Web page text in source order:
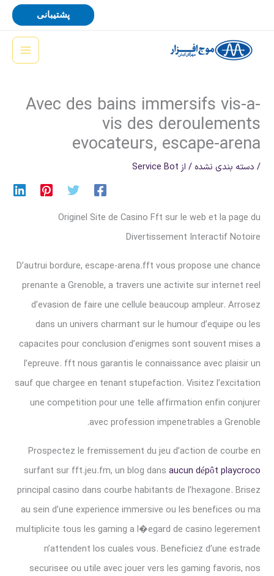
پشتیبانی
Avec des bains immersifs vis-a-
vis des deroulements
evocateurs, escape-arena
/ دسته بندی نشده/ از Service Bot
Originel Site de Casino Fft sur le web et la page du
Divertissement Interactif Notoire
D’autrui bordure, escape-arena.fft vous propose une chance
prenante a Grenoble, a travers une activite sur internet reel
d’evasion de faire une cellule beaucoup ampleur. Arrosez
dans un univers charmant sur le humour d’equipe ou les
capacites pour conclusion d’enigmes sont souvent mises a
l’epreuve. fft nous garantis le connaissance avec plaisir un
sauf que chargee en tenant stupefaction. Visitez l’excitation
une competition pour une telle affirmation enfin conjurer
avec profession impenetrables a Grenoble.
Prospectez le fremissement du jeu d’action de courbe en
surfant sur fft.jeu.fm, un blog dans aucun dépôt playcroco
principal casino dans courbe habitants de l’hexagone. Brisez
au sein d’une experience immersive ou les benefices ou ma
multiplicite tous les gaming a l�egard de casino legerement
n’attendent los cuales vous. Beneficiez d’une estrade
securisee ou utile avec jouer vers les gaming favoris, nos